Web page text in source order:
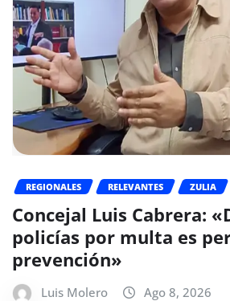
REGIONALES RELEVANTES ZULIA
Concejal Luis Cabrera:
policías por multa es
prevención»
Luis Molero Ago 8, 2026